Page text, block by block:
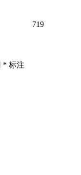
719
* 标注